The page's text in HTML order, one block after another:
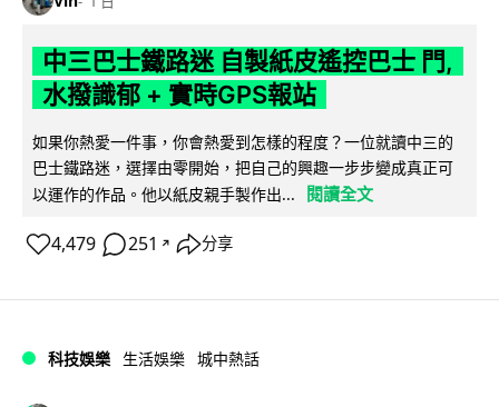
中三巴士鐵路迷 自製紙皮遙控巴士 門,
水撥識郁 + 實時GPS報站
如果你熱愛一件事，你會熱愛到怎樣的程度？一位就讀中三的
巴士鐵路迷，選擇由零開始，把自己的興趣一步步變成真正可
以運作的作品。他以紙皮親手製作出...
閱讀全文
4,479 251 ↗ 分享
科技娛樂 生活娛樂 城中熱話